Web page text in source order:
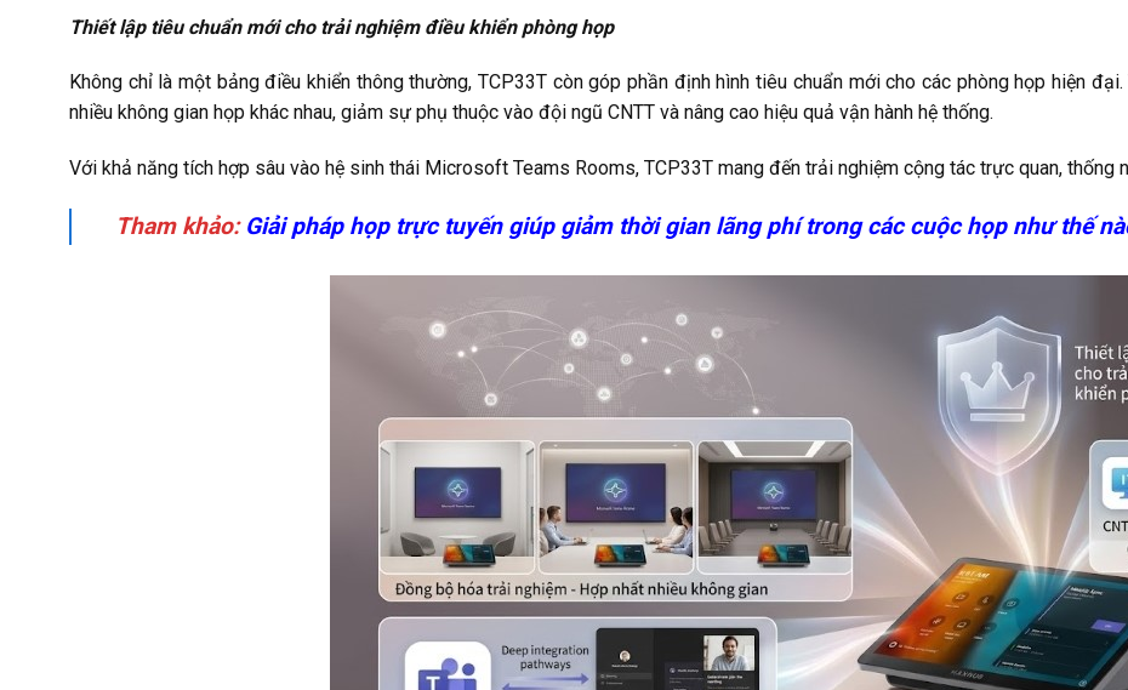
Thiết lập tiêu chuẩn mới cho trải nghiệm điều khiển phòng họp
Không chỉ là một bảng điều khiển thông thường, TCP33T còn góp phần định hình tiêu chuẩn mới cho các phòng họp hiện
nhiều không gian họp khác nhau, giảm sự phụ thuộc vào đội ngũ CNTT và nâng cao hiệu quả vận hành hệ thống.
Với khả năng tích hợp sâu vào hệ sinh thái Microsoft Teams Rooms, TCP33T mang đến trải nghiệm cộng tác trực quan, thống
Tham khảo: Giải pháp họp trực tuyến giúp giảm thời gian lãng phí trong các cuộc họp như thế